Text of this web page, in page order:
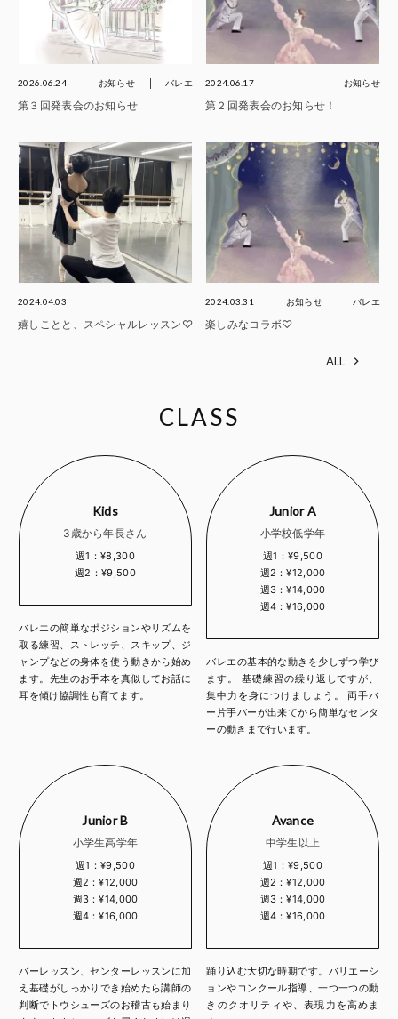
2026.06.24 お知らせ バレエ
第３回発表会のお知らせ
2024.06.17 お知らせ
第２回発表会のお知らせ！
2024.04.03
嬉しことと、スペシャルレッスン♡
2024.03.31 お知らせ バレエ
楽しみなコラボ♡
ALL
CLASS
Kids
3歳から年長さん
週1：¥8,300
週2：¥9,500
バレエの簡単なポジションやリズムを
取る練習、ストレッチ、スキップ、ジ
ャンプなどの身体を使う動きから始め
ます。先生のお手本を真似してお話に
耳を傾け協調性も育てます。
Junior A
小学校低学年
週1：¥9,500
週2：¥12,000
週3：¥14,000
週4：¥16,000
バレエの基本的な動きを少しずつ学び
ます。 基礎練習の繰り返しですが、
集中力を身につけましょう。 両手バ
ー片手バーが出来てから簡単なセンタ
ーの動きまで行います。
Junior B
小学生高学年
週1：¥9,500
週2：¥12,000
週3：¥14,000
週4：¥16,000
バーレッスン、センターレッスンに加
え基礎がしっかりでき始めたら講師の
判断でトウシューズのお稽古も始まり
Avance
中学生以上
週1：¥9,500
週2：¥12,000
週3：¥14,000
週4：¥16,000
踊り込む大切な時期です。バリエーシ
ョンやコンクール指導、一つ一つの動
きのクオリティや、表現力を高めま